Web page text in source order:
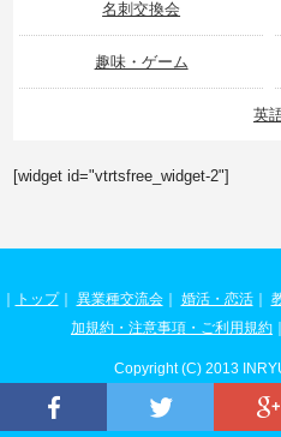
名刺交換会
趣味・ゲーム
英
[widget id="vtrtsfree_widget-2"]
トップ｜ 異業種交流会｜ 婚活・恋活｜
加規約・注意事項・ご利用規約
Copyright (C) 2013